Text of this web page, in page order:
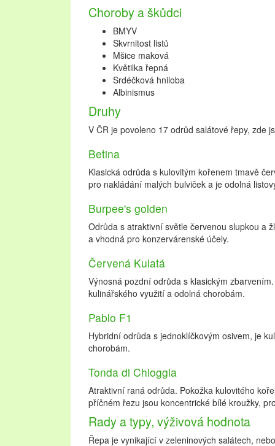
Choroby a škůdci
BMYV
Skvrnitost listů
Mšice maková
Květilka řepná
Srdéčková hniloba
Albinismus
Druhy
V ČR je povoleno 17 odrůd salátové řepy, zde
Betina
Klasická odrůda s kulovitým kořenem tmavě
pro nakládání malých bulviček a je odolná
Burpee's golden
Odrůda s atraktivní světle červenou slupkou a
a vhodná pro konzervárenské ú­čely.
Červená Kulatá
Výnosná pozdní odrůda s klasickým
kulinářského využití a odolná chorobám.
Pablo F1
Hybridní odrůda s jednoklíčkovým osivem, je
chorobám.
Tonda di Chioggia
Atraktivní raná odrůda. Pokožka kulovitého
příčném řezu jsou koncentrické bílé kroužky,
Rady a typy, výživová hodnota
Řepa je vynikající v zeleninových salátech,